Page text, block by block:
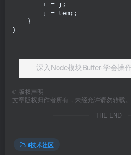
        i = j;
        j = temp;
    }
深入Node模块Buffer-学会操
© 版权声明
文章版权归作者所有，未经允许请勿转载。
THE END
it技术社区